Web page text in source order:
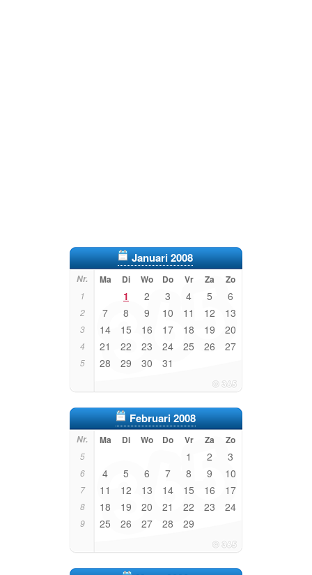
Januari 2008
Nr. Ma Di Wo Do Vr Za Zo
1 1 2 3 4 5 6
2 7 8 9 10 11 12 13
3 14 15 16 17 18 19 20
4 21 22 23 24 25 26 27
5 28 29 30 31
Februari 2008
Nr. Ma Di Wo Do Vr Za Zo
5 1 2 3
6 4 5 6 7 8 9 10
7 11 12 13 14 15 16 17
8 18 19 20 21 22 23 24
9 25 26 27 28 29